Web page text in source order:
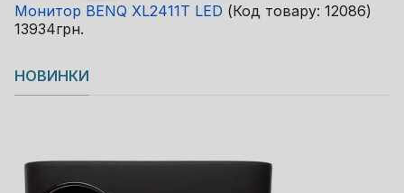
Монитор BENQ XL2411T LED (Код товару: 12086)
13934грн.
НОВИНКИ